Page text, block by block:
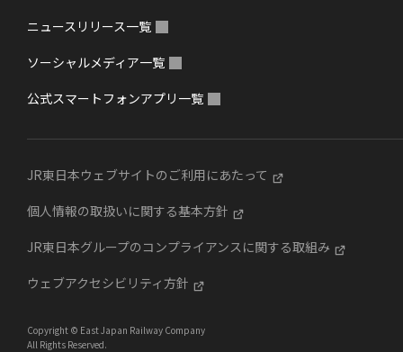
ニュースリリース一覧
ソーシャルメディア一覧
公式スマートフォンアプリ一覧
JR東日本ウェブサイトのご利用にあたって
個人情報の取扱いに関する基本方針
JR東日本グループのコンプライアンスに関する取組み
ウェブアクセシビリティ方針
Copyright © East Japan Railway Company
All Rights Reserved.